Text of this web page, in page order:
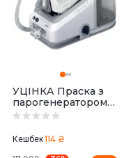
УЦІНКА Праска з
парогенератором
BRAUN CareStyle 7
Кешбек114 ₴